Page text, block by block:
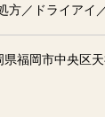
方／ドライアイ
福岡市中央区